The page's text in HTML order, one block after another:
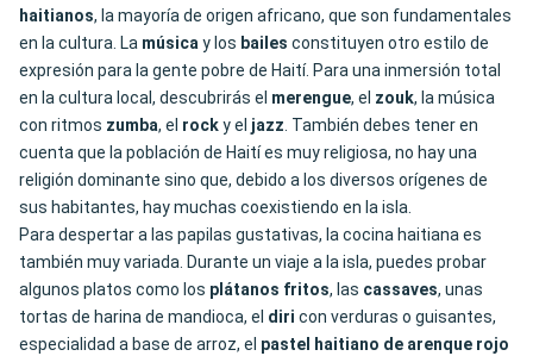
haitianos, la mayoría de origen africano, que son fundamentales
en la cultura. La músicay los bailes constituyen otro estilo de
expresión para la gente pobre de Haití. Para una inmersión total
en la cultura local, descubrirás el merengue, el zouk, la música
con ritmos zumba, el rocky el jazz. También debes tener en
cuenta que la población de Haití es muy religiosa, no hay una
religión dominante sino que, debido a los diversos orígenes de
sus habitantes, hay muchas coexistiendo en la isla.
Para despertar a las papilas gustativas, la cocina haitiana es
también muy variada. Durante un viaje a la isla, puedes probar
algunos platos como los plátanos fritos, las cassaves, unas
tortas de harina de mandioca, el diri con verduras o guisantes,
especialidad a base de arroz, el pastel haitiano de arenque rojo